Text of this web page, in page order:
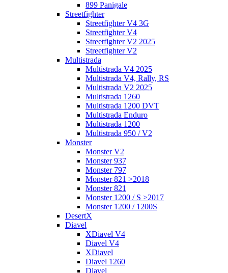
899 Panigale
Streetfighter
Streetfighter V4 3G
Streetfighter V4
Streetfighter V2 2025
Streetfighter V2
Multistrada
Multistrada V4 2025
Multistrada V4, Rally, RS
Multistrada V2 2025
Multistrada 1260
Multistrada 1200 DVT
Multistrada Enduro
Multistrada 1200
Multistrada 950 / V2
Monster
Monster V2
Monster 937
Monster 797
Monster 821 >2018
Monster 821
Monster 1200 / S >2017
Monster 1200 / 1200S
DesertX
Diavel
XDiavel V4
Diavel V4
XDiavel
Diavel 1260
Diavel